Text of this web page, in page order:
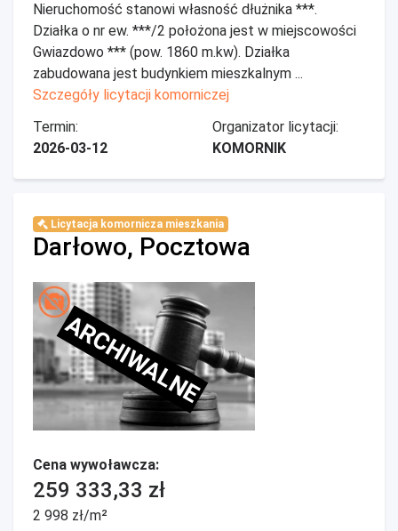
Nieruchomość stanowi własność dłużnika ***.
Działka o nr ew. ***/2 położona jest w miejscowości
Gwiazdowo *** (pow. 1860 m.kw). Działka
zabudowana jest budynkiem mieszkalnym ...
Szczegóły licytacji komorniczej
Termin:
2026-03-12
Organizator licytacji:
KOMORNIK
Licytacja komornicza mieszkania
Darłowo, Pocztowa
ARCHIWALNE
Cena wywoławcza:
259 333,33 zł
2 998 zł/m²